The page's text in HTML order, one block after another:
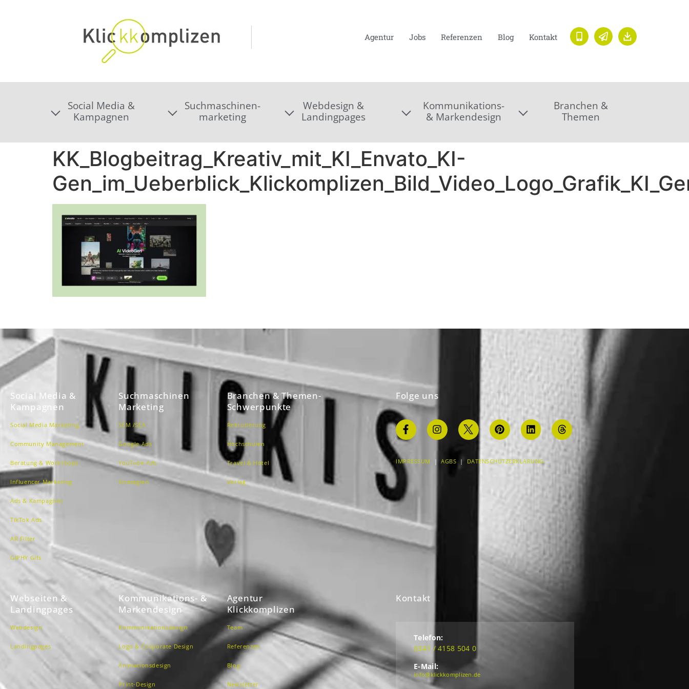
Agentur Jobs Referenzen Blog Kontakt
Social Media &
Kampagnen
Suchmaschinen-
marketing
Webdesign &
Landingpages
Kommunikations-
& Markendesign
Branchen &
Themen
KK_Blogbeitrag_Kreativ_mit_KI_Envato_KI-
Social Media &
Kampagnen
Social Media Marketing
Community Management
Beratung & Workshops
Influencer Marketing
Ads & Kampagnen
TikTok Ads
AR Filter
GIPHY Gifs
Suchmaschinen
Marketing
SEM /SEA
Google Ads
YouTube Ads
Strategien
Branchen & Themen-
Schwerpunkte
Rekrutierung
Hochschulen
Travel & Hotel
Verlag
Folge uns
IMPRESSUM | AGBS | DATENSCHUTZERKLÄRUNG
Webseiten &
Landingpages
Webdesign
Landingpages
Kommunikations- &
Markendesign
Kommunikationsdesign
Logo & Corporate Design
Animationsdesign
Print-Design
Agentur
Klickkomplizen
Team
Referenzen
Blog
Newsletter
Kontakt
Telefon:
0341 / 4158 504 0
E-Mail:
info@klickkomplizen.de